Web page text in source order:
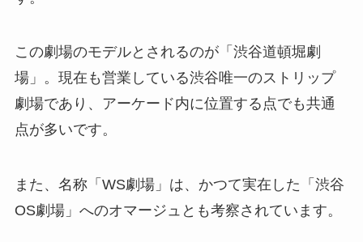
この劇場のモデルとされるのが「渋谷道頓堀劇
場」。現在も営業している渋谷唯一のストリップ
劇場であり、アーケード内に位置する点でも共通
点が多いです。
また、名称「WS劇場」は、かつて実在した「渋谷
OS劇場」へのオマージュとも考察されています。